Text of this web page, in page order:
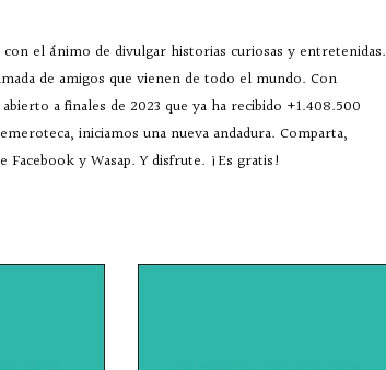
el ánimo de divulgar historias curiosas y entretenidas.
de amigos que vienen de todo el mundo. Con
a finales de 2023 que ya ha recibido +1.408.500
iniciamos una nueva andadura. Comparta,
y Wasap. Y disfrute. ¡Es gratis!